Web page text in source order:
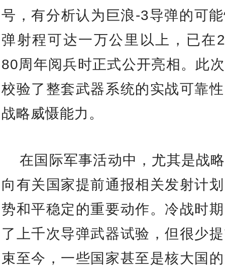
号，有分析认为巨浪-3导弹的可
弹射程可达一万公里以上，已在
80周年阅兵时正式公开亮相。此
校验了整套武器系统的实战可靠
战略威慑能力。
在国际军事活动中，尤其是战
向有关国家提前通报相关发射计
势和平稳定的重要动作。冷战时
了上千次导弹武器试验，但很少
束至今，一些国家甚至是核大国